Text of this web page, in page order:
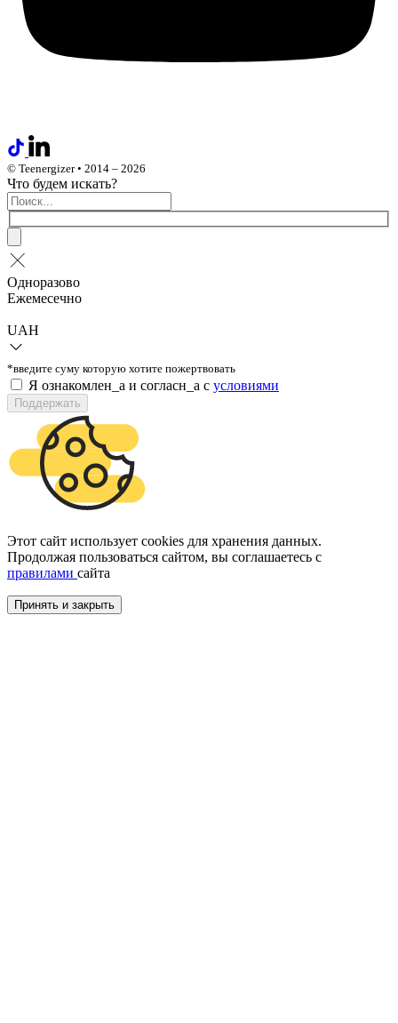
© Teenergizer • 2014 – 2026
Что будем искать?
Одноразово
Ежемесечно
UAH
*введите суму которую хотите пожертвовать
Я ознакомлен_а и согласн_а c условиями
Поддержать
Этот сайт использует cookies для хранения данных.
Продолжая пользоваться сайтом, вы соглашаетесь с
правилами сайта
Принять и закрыть